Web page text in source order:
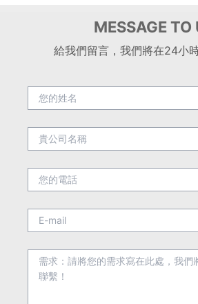
MESSAGE TO
給我們留言，我們將在24小